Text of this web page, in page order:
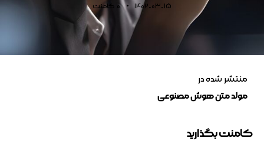
1402-03-15
0 کامنت
منتشر شده در
مولد متن هوش مصنوعی
کامنت بگذارید